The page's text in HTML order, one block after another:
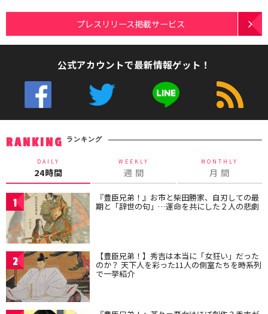
プレスリリース掲載サービス
公式アカウントで最新情報ゲット！
RANKING ランキング
DAILY
24時間
WEEKLY
週 間
MONTHLY
月 間
1 『豊臣兄弟！』お市と柴田勝家、自刃しての最
期と「辞世の句」…運命を共にした２人の悲劇
2 【豊臣兄弟！】秀吉は本当に「女狂い」だった
のか？ 天下人を彩った11人の側室たちを時系列
で一挙紹介